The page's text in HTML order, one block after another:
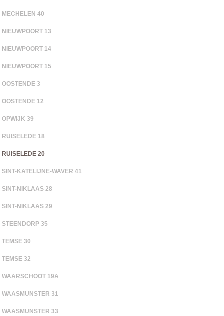
MECHELEN 40
NIEUWPOORT 13
NIEUWPOORT 14
NIEUWPOORT 15
OOSTENDE 3
OOSTENDE 12
OPWIJK 39
RUISELEDE 18
RUISELEDE 20
SINT-KATELIJNE-WAVER 41
SINT-NIKLAAS 28
SINT-NIKLAAS 29
STEENDORP 35
TEMSE 30
TEMSE 32
WAARSCHOOT 19A
WAASMUNSTER 31
WAASMUNSTER 33